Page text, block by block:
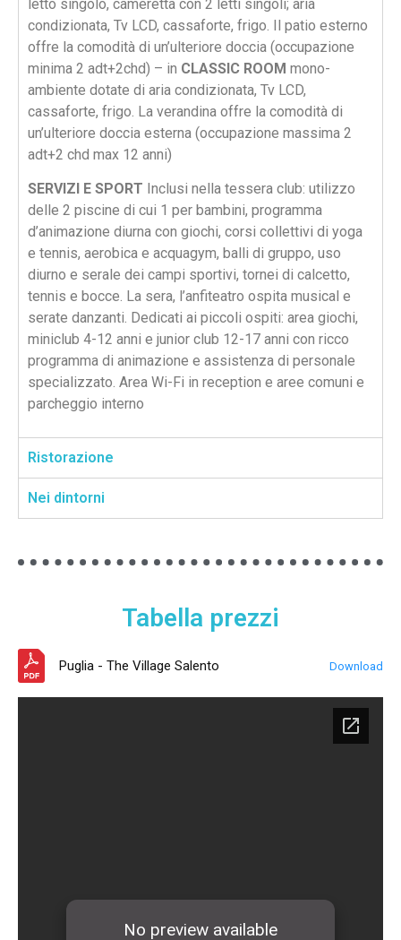
letto singolo, cameretta con 2 letti singoli; aria
condizionata, Tv LCD, cassaforte, frigo. Il patio esterno
offre la comodità di un’ulteriore doccia (occupazione
minima 2 adt+2chd) – in CLASSIC ROOM mono-
ambiente dotate di aria condizionata, Tv LCD,
cassaforte, frigo. La verandina offre la comodità di
un’ulteriore doccia esterna (occupazione massima 2
adt+2 chd max 12 anni)
SERVIZI E SPORT Inclusi nella tessera club: utilizzo
delle 2 piscine di cui 1 per bambini, programma
d’animazione diurna con giochi, corsi collettivi di yoga
e tennis, aerobica e acquagym, balli di gruppo, uso
diurno e serale dei campi sportivi, tornei di calcetto,
tennis e bocce. La sera, l’anfiteatro ospita musical e
serate danzanti. Dedicati ai piccoli ospiti: area giochi,
miniclub 4-12 anni e junior club 12-17 anni con ricco
programma di animazione e assistenza di personale
specializzato. Area Wi-Fi in reception e aree comuni e
parcheggio interno
Ristorazione
Nei dintorni
Tabella prezzi
Puglia - The Village Salento Download